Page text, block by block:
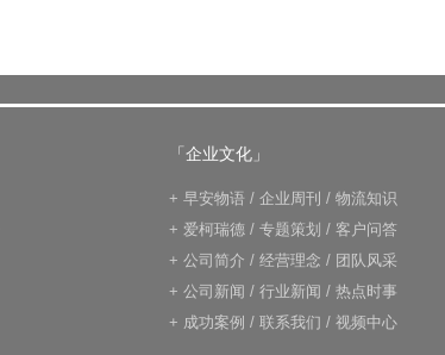
「企业文化」
+ 早安物语 / 企业周刊 / 物流知识
+ 爱柯瑞德 / 专题策划 / 客户问答
+ 公司简介 / 经营理念 / 团队风采
+ 公司新闻 / 行业新闻 / 热点时事
+ 成功案例 / 联系我们 / 视频中心